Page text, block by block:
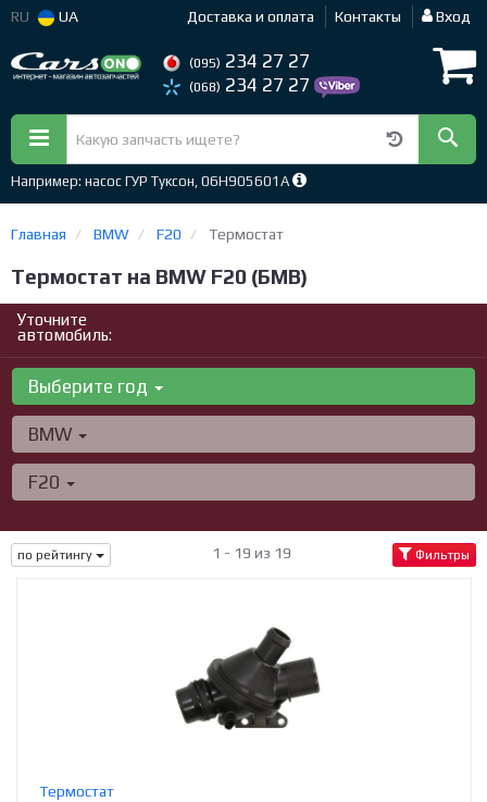
RU UA Доставка и оплата Контакты Вход
(095) 234 27 27
(068) 234 27 27
Например: насос ГУР Туксон, 06H905601A
Главная BMW F20 Термостат
Термостат на BMW F20 (БМВ)
Уточните
автомобиль:
Выберите год
BMW
F20
по рейтингу 1 - 19 из 19 Фильтры
Термостат